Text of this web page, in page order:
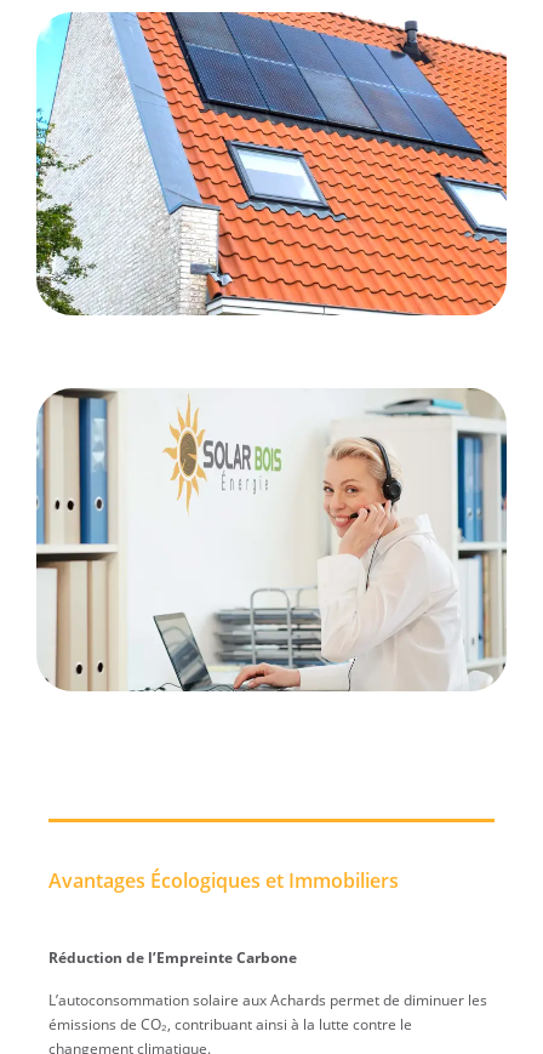
Avantages Écologiques et Immobiliers
Réduction de l’Empreinte Carbone
L’autoconsommation solaire aux Achards permet de diminuer les
émissions de CO₂, contribuant ainsi à la lutte contre le
changement climatique.